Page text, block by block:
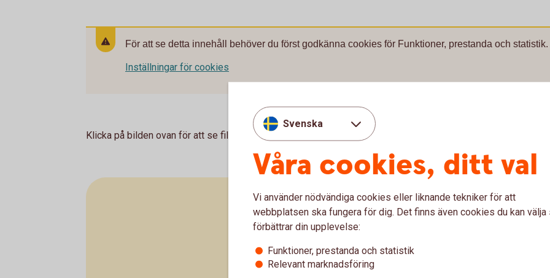
För att se detta innehåll behöver du först godkänna cookies för Funktioner, prestanda och statistik.
Inställningar för cookies
Klicka på bilden ovan för att se filmen om Ung ekonomi.
Svenska
Våra cookies, ditt val
Vi använder nödvändiga cookies eller liknande tekniker för att
webbplatsen ska fungera för dig. Det finns även cookies du kan välja
förbättrar din upplevelse:
Funktioner, prestanda och statistik
Relevant marknadsföring